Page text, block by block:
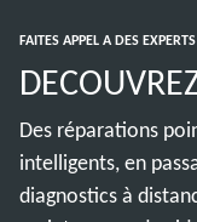
FAITES APPEL A DES
Des réparations
intelligents, en
diagnostics à